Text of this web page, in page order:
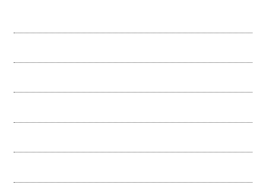
Stoelhoezen
Tafelhoezen
Barbecue en buitenkeuken
Ligbedhoezen